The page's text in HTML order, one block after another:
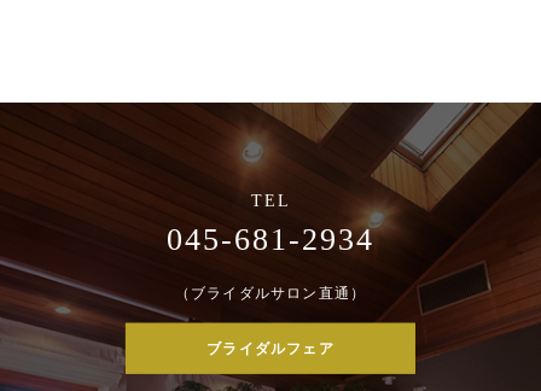
045-681-2934
（ブライダルサロン直通）
ブライダルフェア